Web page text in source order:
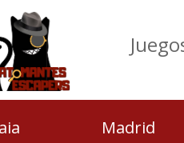
Madrid